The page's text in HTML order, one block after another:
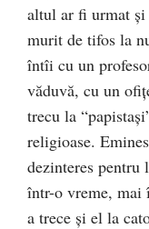
altul ar fi urmat
murit de tifos la
întîi cu un
văduvă, cu un
trecu la
religioase.
dezinteres pentru
într-o vreme, mai
a trece şi el la